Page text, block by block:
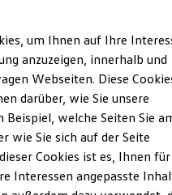
& Inspektion
Volkswagen Nutzfahrzeuge
& Apps
ID. Buzz
Transporter/Caravelle
96052 Bamberg
07:30-18:00 Uhr
- 13:00 Uhr
um Ihnen auf Ihre
anzuzeigen, innerhalb und
Webseiten. Diese
darüber, wie Sie unsere
Beispiel, welche Seiten Sie
wie Sie sich auf der Seite
Cookies ist es, Ihnen für
Interessen angepasste